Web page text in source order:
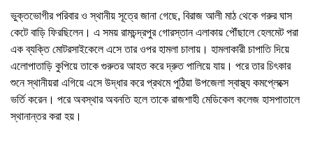
ভুক্তভোগীর পরিবার ও স্থানীয় সূত্রে জানা গেছে, বিরাজ আলী মাঠ থেকে গরুর ঘাস
কেটে বাড়ি ফিরছিলেন। এ সময় রামচন্দ্রপুর গোরস্তান এলাকায় পৌঁছালে হেলমেট পরা
এক ব্যক্তি মোটরসাইকেলে এসে তার ওপর হামলা চালায়। হামলাকারী চাপাতি দিয়ে
এলোপাতাড়ি কুপিয়ে তাকে গুরুতর আহত করে দ্রুত পালিয়ে যায়। পরে তার চিৎকার
শুনে স্থানীয়রা এগিয়ে এসে উদ্ধার করে প্রথমে পুঠিয়া উপজেলা স্বাস্থ্য কমপ্লেক্সে
ভর্তি করেন। পরে অবস্থার অবনতি হলে তাকে রাজশাহী মেডিকেল কলেজ হাসপাতালে
স্থানান্তর করা হয়।